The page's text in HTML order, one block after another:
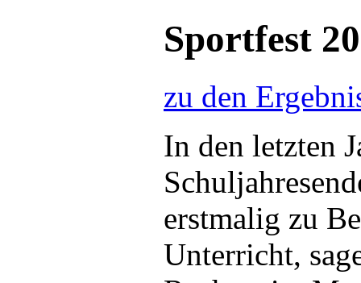
Sportfest
zu den
In den letzten
erstmalig zu
Unterricht,